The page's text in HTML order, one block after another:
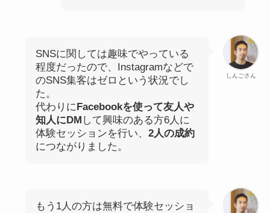
しんごさん
SNSに関しては趣味でやっている
程度だったので、Instagramなどで
のSNS集客はゼロという状況でし
た。
代わりにFacebookを使って友人や
知人にDM して興味のある方6人に
体験セッションを行い、 2人の成約
につながりました。
もう1人の方は無料で体験セッショ